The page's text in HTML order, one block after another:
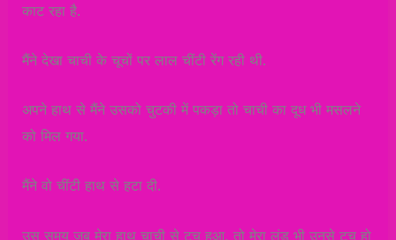
काट रहा है.
मैंने देखा चाची के चूचों पर लाल चींटी रेंग रही थी.
अपने हाथ से मैंने उसको चुटकी में पकड़ा तो चाची का दूध भी मसलने
को मिल गया.
मैंने वो चींटी हाथ से हटा दी.
उस समय जब मेरा हाथ चाची से टच हुआ, तो मेरा लंड भी उनसे टच हो